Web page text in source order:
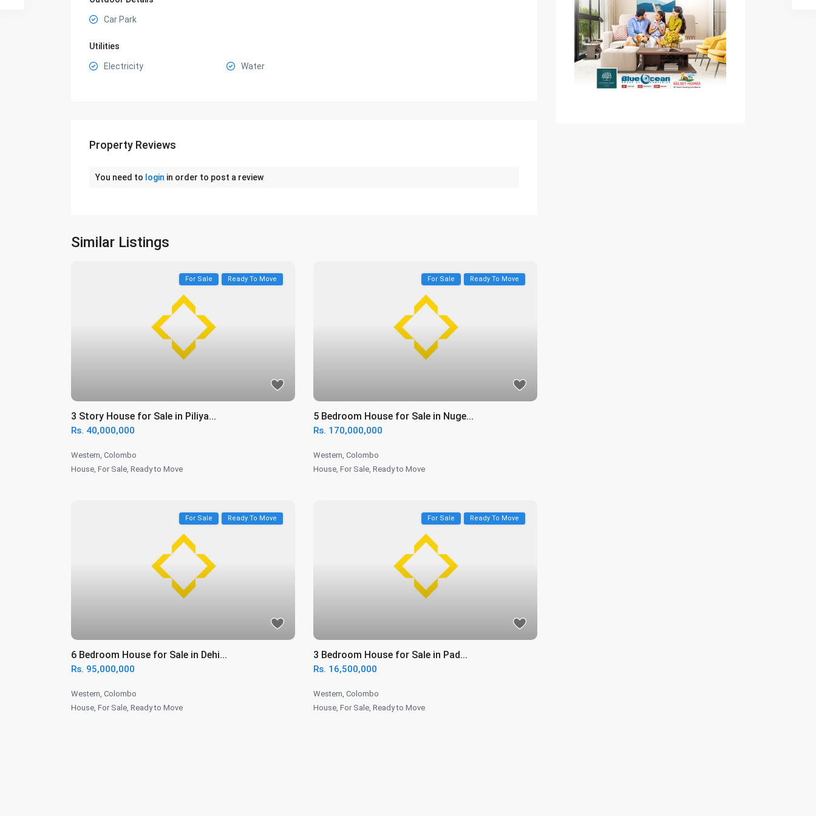
Car Park
Utilities
Electricity Water
Property Reviews
You need to login in order to post a review
Similar Listings
For Sale Ready To Move
3 Story House for Sale in Piliya...
Rs. 40,000,000
Western Colombo
House For Sale Ready to Move
For Sale Ready To Move
5 Bedroom House for Sale in Nuge...
Rs. 170,000,000
Western Colombo
House For Sale Ready to Move
For Sale Ready To Move
6 Bedroom House for Sale in Dehi...
Rs. 95,000,000
Western, Colombo
House, For Sale, Ready to Move
For Sale Ready To Move
3 Bedroom House for Sale in Pad...
Rs. 16,500,000
Western, Colombo
House, For Sale, Ready to Move